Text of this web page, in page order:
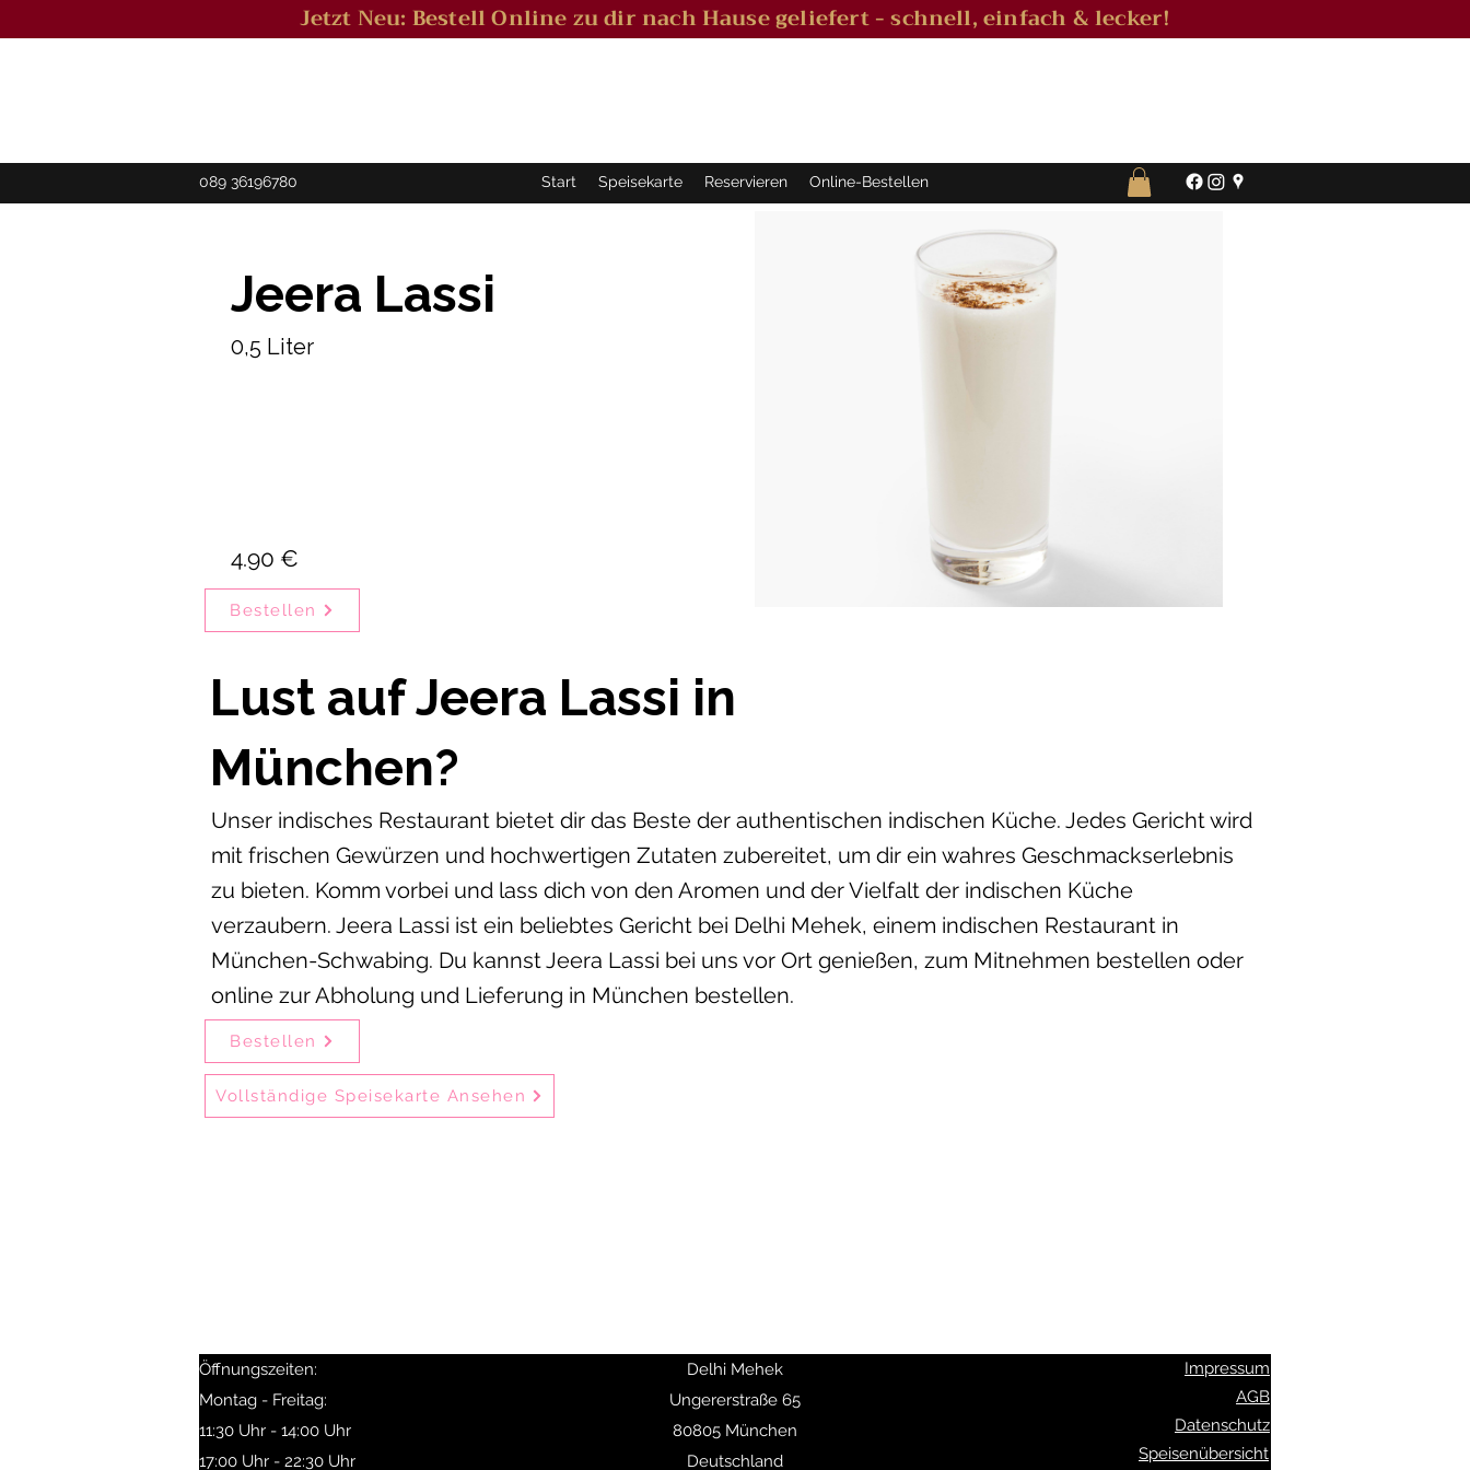
Jetzt Neu: Bestell Online zu dir nach Hause geliefert - schnell, einfach & lecker!
089 36196780 Start Speisekarte Reservieren Online-Bestellen
Jeera Lassi
0,5 Liter
4.90 €
Bestellen
Lust auf Jeera Lassi in
München?
Unser indisches Restaurant bietet dir das Beste der authentischen indischen Küche. Jedes Gericht wird
mit frischen Gewürzen und hochwertigen Zutaten zubereitet, um dir ein wahres Geschmackserlebnis
zu bieten. Komm vorbei und lass dich von den Aromen und der Vielfalt der indischen Küche
verzaubern. Jeera Lassi ist ein beliebtes Gericht bei Delhi Mehek, einem indischen Restaurant in
München-Schwabing. Du kannst Jeera Lassi bei uns vor Ort genießen, zum Mitnehmen bestellen oder
online zur Abholung und Lieferung in München bestellen.
Bestellen
Vollständige Speisekarte Ansehen
Öffnungszeiten:
Montag - Freitag:
11:30 Uhr - 14:00 Uhr
17:00 Uhr - 22:30 Uhr
Delhi Mehek
Ungererstraße 65
80805 München
Deutschland
Impressum
AGB
Datenschutz
Speisenübersicht